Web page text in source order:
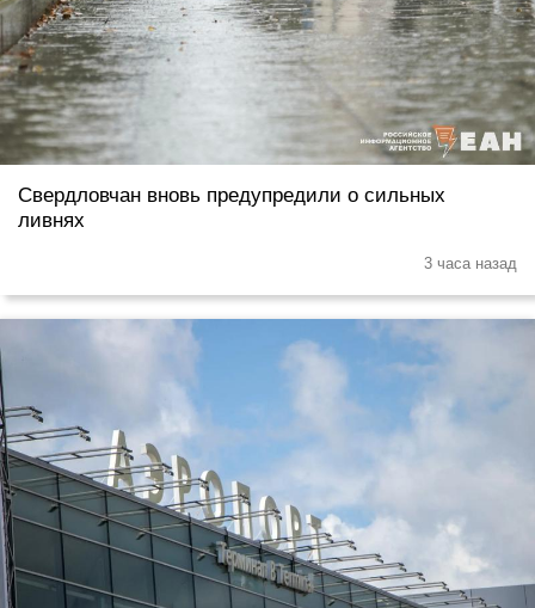
Свердловчан вновь предупредили о сильных
ливнях
3 часа назад